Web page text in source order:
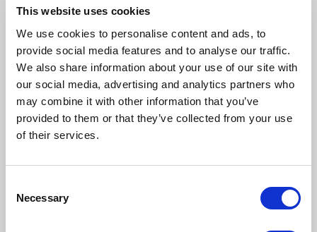
This website uses cookies
We use cookies to personalise content and ads, to
provide social media features and to analyse our traffic.
We also share information about your use of our site with
our social media, advertising and analytics partners who
may combine it with other information that you’ve
provided to them or that they’ve collected from your use
of their services.
Selection
Necessary
efektywność firmy. Jednocześnie rozwiązanie daje
firmy (np. zwiększanie liczby pracowników czy
rozszerzanie obszaru działalności) możliwe jest, w
miarę prosty sposób, rozpoczęcie korzystania z
nowych usług oferowanych przez dostawcę.
Właściciele firm przed wdrożeniem ERPw chmurze
często zastanawiają się nad kwestią
bezpieczeństwa danych. Nowoczesna technologia,
zabezpieczeń spowodowały, że stopień
jest wyższy niż przeciętny poziom zabezpieczeń w
firmach z własną infrastrukturą IT. Wynika to